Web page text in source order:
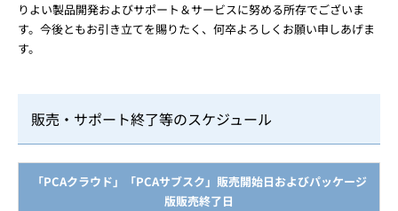
りよい製品開発およびサポート＆サービスに努める所存でございま
す。今後ともお引き立てを賜りたく、何卒よろしくお願い申しあげま
す。
販売・サポート終了等のスケジュール
「PCAクラウド」「PCAサブスク」販売開始日およびパッケージ
版販売終了日